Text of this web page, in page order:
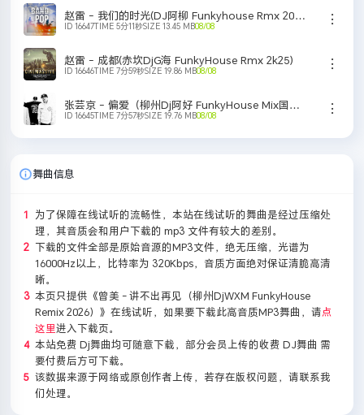
赵雷 - 我们的时光(DJ阿柳 Funkyhouse Rmx 2023) W ZL WM
ID 16647TIME 5分11秒SIZE 13.45 MB08/08
赵雷 - 成都(赤坎DjG海 FunkyHouse Rmx 2k25)
ID 16646TIME 7分59秒SIZE 19.86 MB08/08
张芸京 - 偏爱（柳州Dj阿好 FunkyHouse Mix国语男）
ID 16645TIME 7分57秒SIZE 19.76 MB08/08
舞曲信息
为了保障在线试听的流畅性，本站在线试听的舞曲是经过压缩处
理，其音质会和用户下载的 mp3 文件有较大的差别。
下载的文件全部是原始音源的MP3文件，绝无压缩，光谱为
16000Hz以上，比特率为 320Kbps，音质方面绝对保证清脆高清
晰。
本页只提供《曾美 - 讲不出再见（柳州DjWXM FunkyHouse
Remix 2026）》在线试听，如果要下载此高音质MP3舞曲，请点
这里进入下载页。
本站免费 Dj舞曲均可随意下载，部分会员上传的收费 DJ舞曲 需
要付费后方可下载。
该数据来源于网络或原创作者上传，若存在版权问题，请联系我
们处理。